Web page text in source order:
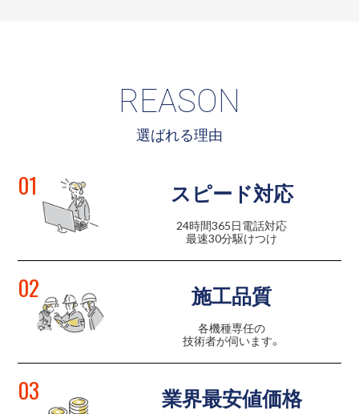
REASON
選ばれる理由
01 スピード対応
24時間365日電話対応
最速30分駆けつけ
02 施工品質
各機種専任の
技術者が伺います。
03 業界最安値価格